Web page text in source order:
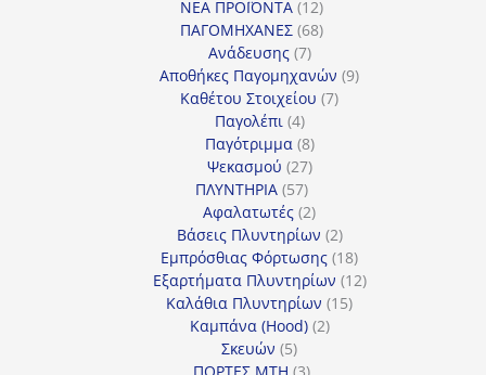
προϊόντα
ΝΕΑ ΠΡΟΪΟΝΤΑ 1212
προϊόντα
ΠΑΓΟΜΗΧΑΝΕΣ 6868
Ανάδευσης 77
προϊόντα
Αποθήκες Παγομηχανών 99
Καθέτου Στοιχείου 77
Παγολέπι 44
προϊόντα
Παγότριμμα 88
προϊόντα
Ψεκασμού 2727
προϊόντα
ΠΛΥΝΤΗΡΙΑ 5757
προϊόντα
Αφαλατωτές 22
προϊόντα
Βάσεις Πλυντηρίων 22
προϊόντα
Εμπρόσθιας Φόρτωσης 1818
προϊόντα
Εξαρτήματα Πλυντηρίων 1212
Καλάθια Πλυντηρίων 1515
Καμπάνα (Hood) 22
Σκευών 55
προϊόντα
ΠΟΡΤΕΣ MTH 33